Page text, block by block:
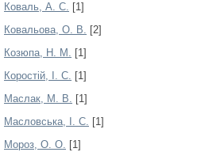
Коваль, А. С. [1]
Ковальова, О. В. [2]
Козюпа, Н. М. [1]
Коростій, І. С. [1]
Маслак, М. В. [1]
Масловська, І. С. [1]
Мороз, О. О. [1]